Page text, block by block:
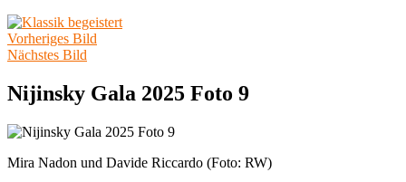
Vorheriges Bild
Nächstes Bild
Nijinsky Gala 2025 Foto 9
Mira Nadon und Davide Riccardo (Foto: RW)